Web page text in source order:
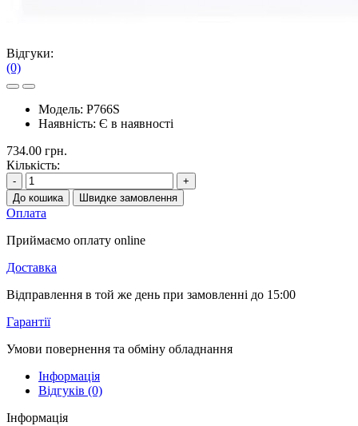
Відгуки:
(0)
Модель: P766S
Наявність: Є в наявності
734.00 грн.
Кількість:
-
+
До кошика
Швидке замовлення
Оплата
Приймаємо оплату online
Доставка
Відправлення в той же день при замовленні до 15:00
Гарантії
Умови повернення та обміну обладнання
Інформація
Відгуків (0)
Інформація